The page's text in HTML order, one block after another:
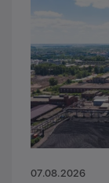
07.08.2026